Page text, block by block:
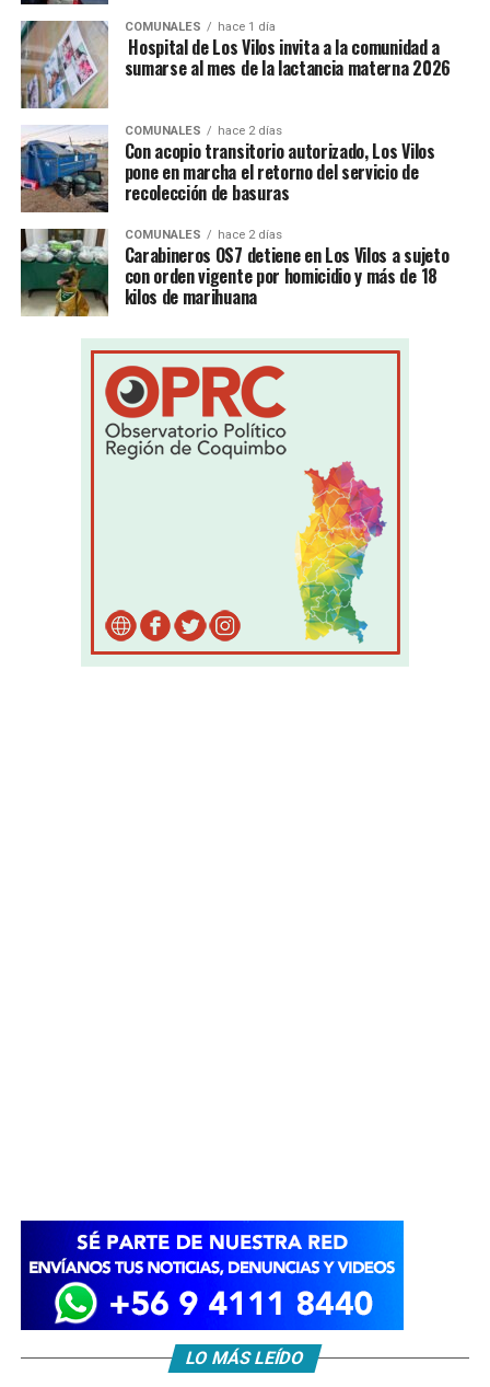
COMUNALES hace 1 día
Hospital de Los Vilos invita a la comunidad a
sumarse al mes de la lactancia materna 2026
COMUNALES hace 2 días
Con acopio transitorio autorizado, Los Vilos
pone en marcha el retorno del servicio de
recolección de basuras
COMUNALES hace 2 días
Carabineros OS7 detiene en Los Vilos a sujeto
con orden vigente por homicidio y más de 18
kilos de marihuana
LO MÁS LEÍDO